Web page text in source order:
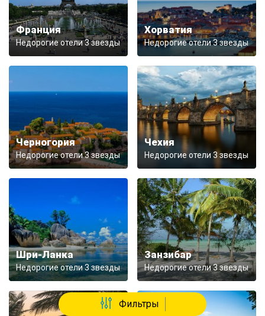
Фильтры
Франция
Недорогие отели 3 звезды
Хорватия
Недорогие отели 3 звезды
Черногория
Недорогие отели 3 звезды
Чехия
Недорогие отели 3 звезды
Шри-Ланка
Недорогие отели 3 звезды
Занзибар
Недорогие отели 3 звезды